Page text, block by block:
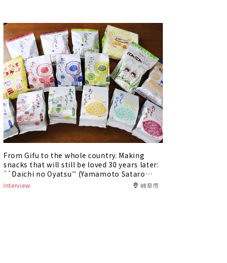
From Gifu to the whole country. Making
snacks that will still be loved 30 years later:
``Daichi no Oyatsu'' (Yamamoto Sataro
Shoten)
Interview 岐阜市